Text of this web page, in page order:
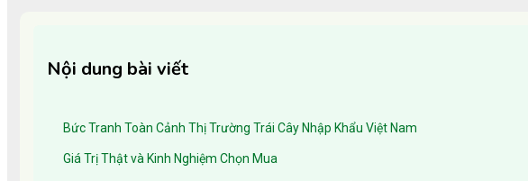
Nội dung bài viết
Bức Tranh Toàn Cảnh Thị Trường Trái Cây Nhập Khẩu Việt Nam
Giá Trị Thật và Kinh Nghiệm Chọn Mua